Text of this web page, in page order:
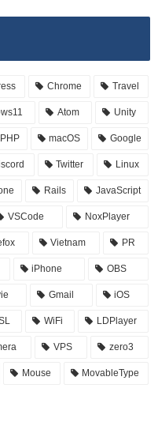
Chrome Travel
Atom Unity
PHP macOS Google
Twitter Linux
Rails JavaScript
VSCode NoxPlayer
Vietnam PR
iPhone OBS
Gmail iOS
WiFi LDPlayer
VPS zero3
Mouse MovableType